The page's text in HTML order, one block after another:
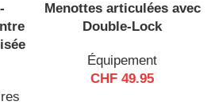
Menottes articulées avec
Double-Lock
Équipement
CHF 49.95